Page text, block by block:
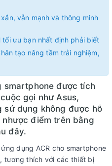
vẫn mạnh và thông minh
ưu bạn nhất định phải biết
tạo nâng tầm trải nghiệm,
smartphone được tích
gọi như Asus,
sử dụng không được hỗ
điểm trên bằng
đây.
dụng ACR cho smartphone
, tương thích với các thiết bị